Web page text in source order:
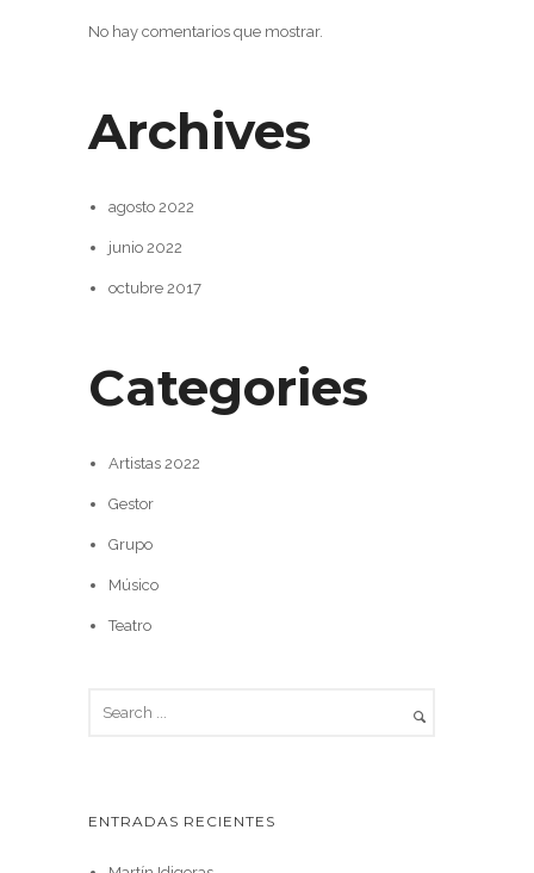
No hay comentarios que mostrar.
Archives
agosto 2022
junio 2022
octubre 2017
Categories
Artistas 2022
Gestor
Grupo
Músico
Teatro
ENTRADAS RECIENTES